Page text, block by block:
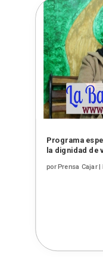
Programa
la dignidad de
porPrensa Cajar|